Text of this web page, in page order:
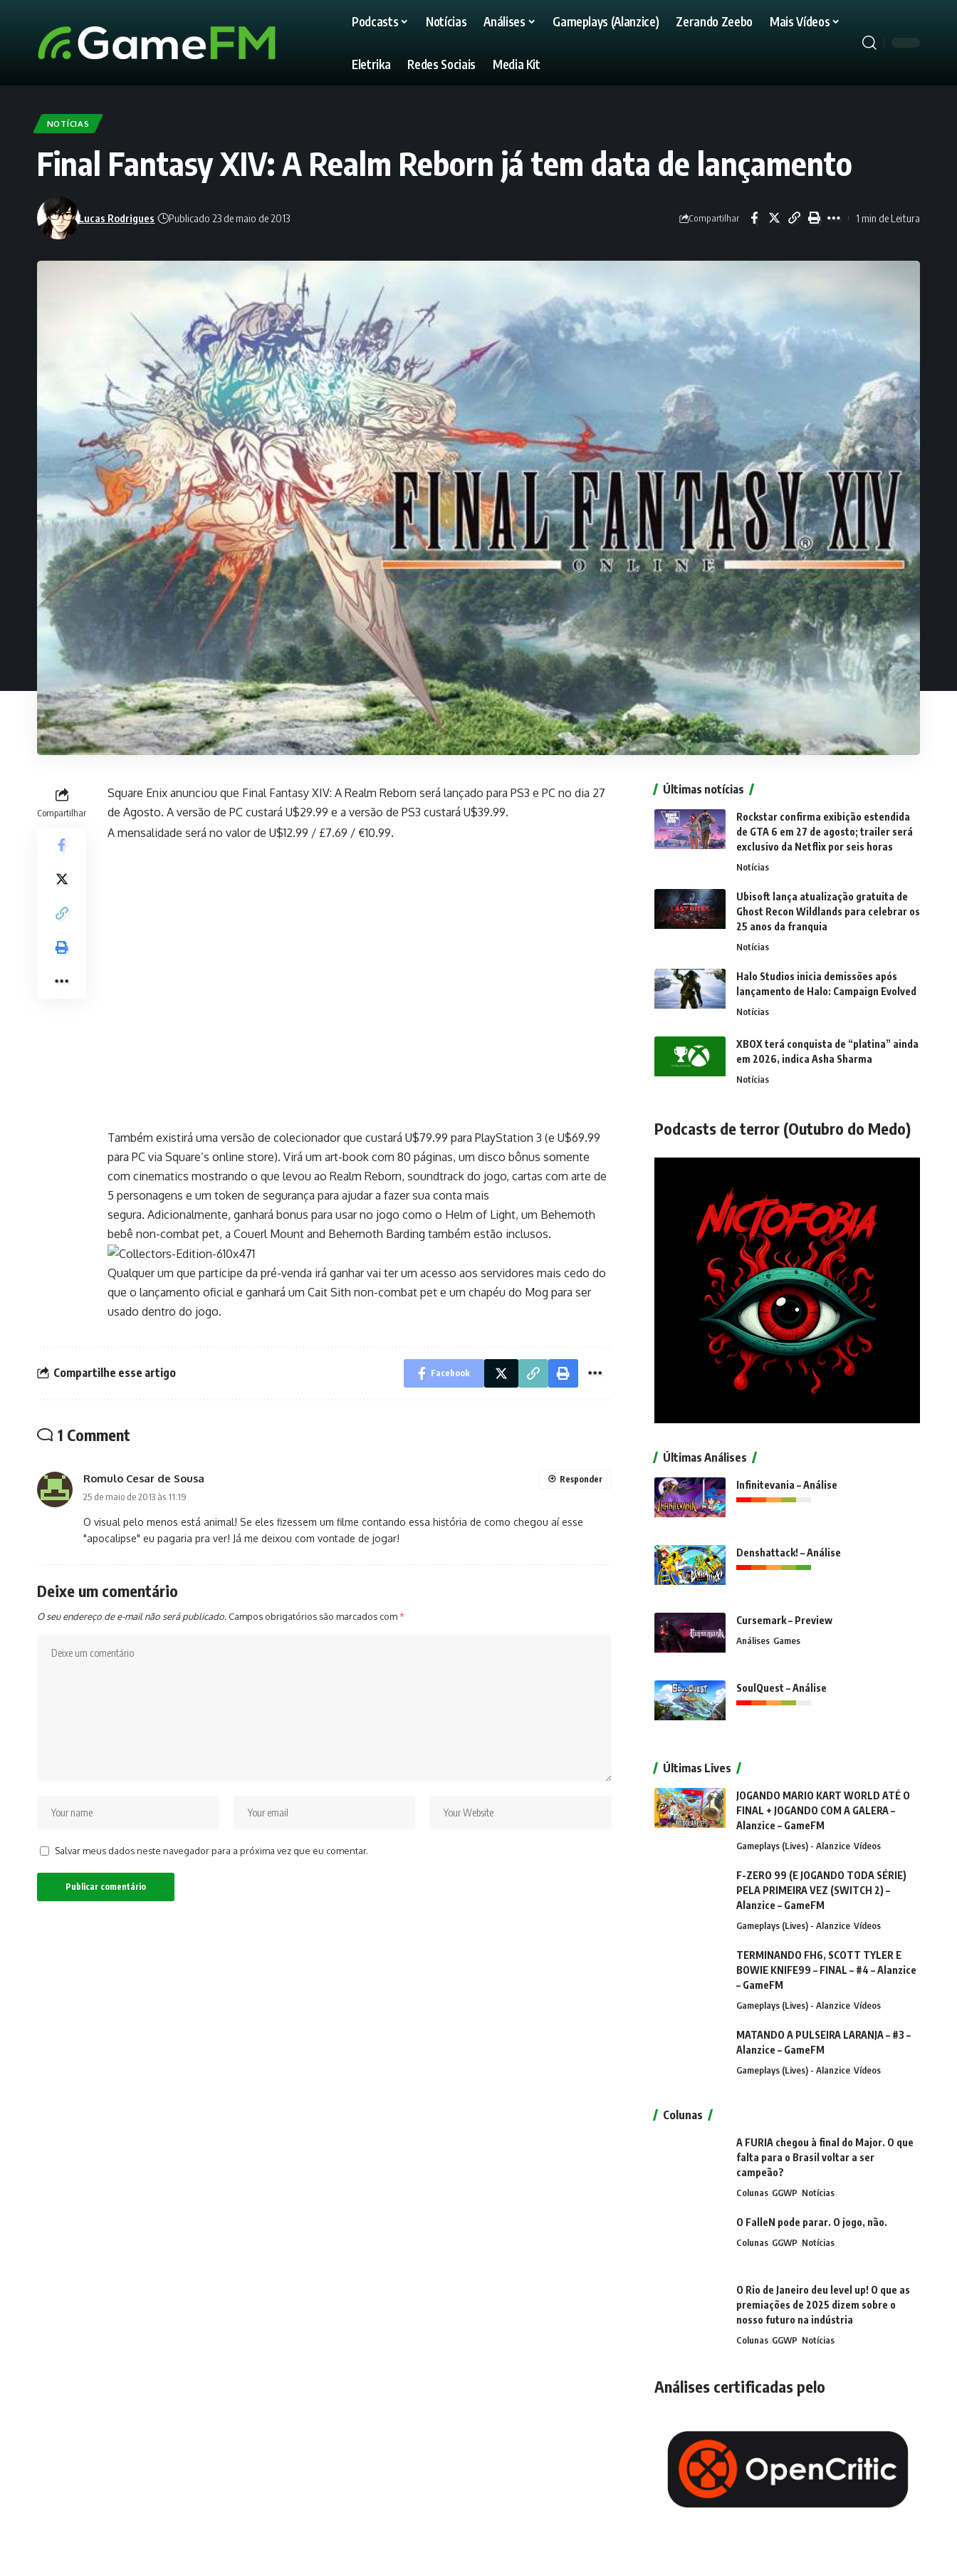
Podcasts Notícias Análises Gameplays (Alanzice) Zerando Zeebo Mais Vídeos
Eletrika Redes Sociais Media Kit
NOTÍCIAS
Final Fantasy XIV: A Realm Reborn já tem data de lançamento
Lucas Rodrigues Publicado 23 de maio de 2013 Compartilhar 1 min de Leitura
Compartilhar
Square Enix anunciou que Final Fantasy XIV: A Realm Reborn será lançado para PS3 e PC no dia 27
de Agosto. A versão de PC custará U$29.99 e a versão de PS3 custará U$39.99.
A mensalidade será no valor de U$12.99 / £7.69 / €10.99.
Também existirá uma versão de colecionador que custará U$79.99 para PlayStation 3 (e U$69.99
para PC via Square’s online store). Virá um art-book com 80 páginas, um disco bônus somente
com cinematics mostrando o que levou ao Realm Reborn, soundtrack do jogo, cartas com arte de
5 personagens e um token de segurança para ajudar a fazer sua conta mais
segura. Adicionalmente, ganhará bonus para usar no jogo como o Helm of Light, um Behemoth
bebê non-combat pet, a Couerl Mount and Behemoth Barding também estão inclusos.
Qualquer um que participe da pré-venda irá ganhar vai ter um acesso aos servidores mais cedo do
que o lançamento oficial e ganhará um Cait Sith non-combat pet e um chapéu do Mog para ser
usado dentro do jogo.
Compartilhe esse artigo Facebook
1 Comment
Romulo Cesar de Sousa
25 de maio de 2013 às 11:19
O visual pelo menos está animal! Se eles fizessem um filme contando essa história de como chegou aí esse
"apocalipse" eu pagaria pra ver! Já me deixou com vontade de jogar!
Responder
Deixe um comentário
O seu endereço de e-mail não será publicado. Campos obrigatórios são marcados com*
Salvar meus dados neste navegador para a próxima vez que eu comentar.
Últimas notícias
Rockstar confirma exibição estendida
de GTA 6 em 27 de agosto; trailer será
exclusivo da Netflix por seis horas
Notícias
Ubisoft lança atualização gratuita de
Ghost Recon Wildlands para celebrar os
25 anos da franquia
Notícias
Halo Studios inicia demissões após
lançamento de Halo: Campaign Evolved
Notícias
XBOX terá conquista de “platina” ainda
em 2026, indica Asha Sharma
Notícias
Podcasts de terror (Outubro do Medo)
Últimas Análises
Infinitevania – Análise
Denshattack! – Análise
Cursemark – Preview
Análises Games
SoulQuest – Análise
Últimas Lives
JOGANDO MARIO KART WORLD ATÉ O
FINAL + JOGANDO COM A GALERA –
Alanzice – GameFM
Gameplays (Lives) - Alanzice Vídeos
F-ZERO 99 (E JOGANDO TODA SÉRIE)
PELA PRIMEIRA VEZ (SWITCH 2) –
Alanzice – GameFM
Gameplays (Lives) - Alanzice Vídeos
TERMINANDO FH6, SCOTT TYLER E
BOWIE KNIFE99 – FINAL – #4 – Alanzice
– GameFM
Gameplays (Lives) - Alanzice Vídeos
MATANDO A PULSEIRA LARANJA – #3 –
Alanzice – GameFM
Gameplays (Lives) - Alanzice Vídeos
Colunas
A FURIA chegou à final do Major. O que
falta para o Brasil voltar a ser
campeão?
Colunas GGWP Notícias
O FalleN pode parar. O jogo, não.
Colunas GGWP Notícias
O Rio de Janeiro deu level up! O que as
premiações de 2025 dizem sobre o
nosso futuro na indústria
Colunas GGWP Notícias
Análises certificadas pelo